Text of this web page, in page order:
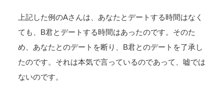
上記した例のAさんは、あなたとデートする時間はなく
ても、B君とデートする時間はあったのです。そのた
め、あなたとのデートを断り、B君とのデートを了承し
たのです。それは本気で言っているのであって、嘘では
ないのです。